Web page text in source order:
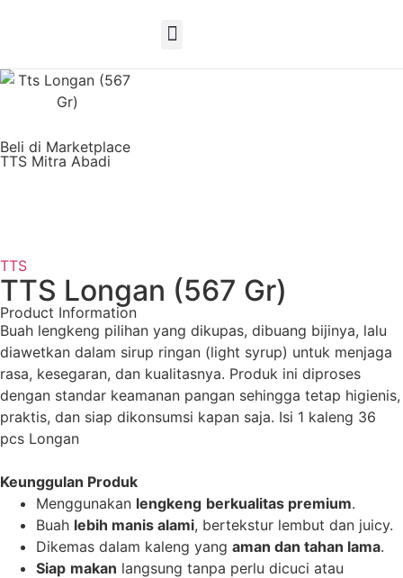
Beli di Marketplace
TTS Mitra Abadi
TTS
TTS Longan (567 Gr)
Product Information
Buah lengkeng pilihan yang dikupas, dibuang bijinya, lalu
diawetkan dalam sirup ringan (light syrup) untuk menjaga
rasa, kesegaran, dan kualitasnya. Produk ini diproses
dengan standar keamanan pangan sehingga tetap higienis,
praktis, dan siap dikonsumsi kapan saja. Isi 1 kaleng 36
pcs Longan
Keunggulan Produk
Menggunakan lengkeng berkualitas premium.
Buah lebih manis alami, bertekstur lembut dan juicy.
Dikemas dalam kaleng yang aman dan tahan lama.
Siap makan langsung tanpa perlu dicuci atau